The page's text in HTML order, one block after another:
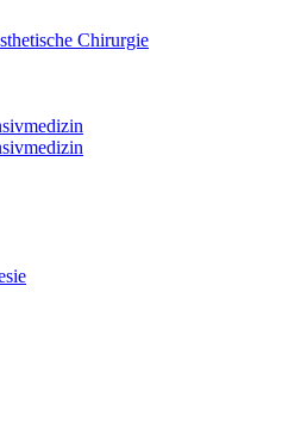
Chirurgie